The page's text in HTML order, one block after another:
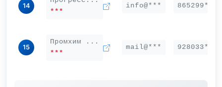
14
***
info@*** 865299***
15
Промхим ...
***
mail@*** 928033***